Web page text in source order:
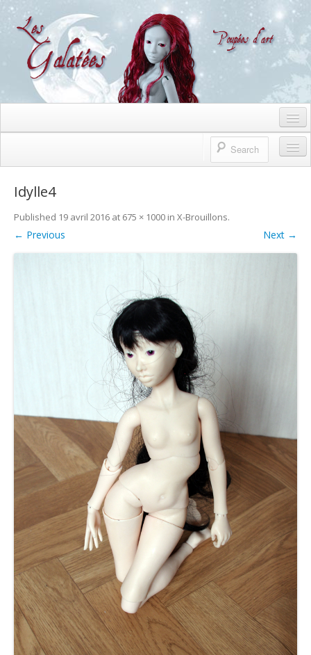
à propos
Partenariat avec Delffey
Work in Progress
Idylle, poupée à la carte
Idylle à la carte
Catalogue Idylle
Simulateur Idylle
Autres poupées
WIP – Etamine
Lazuli (tête pour MSD)
Anciens modèles
Amaryllis
Sélène
Sibylline
Idylle4
Published 19 avril 2016 at 675 × 1000 in X-Brouillons.
← Previous Next →